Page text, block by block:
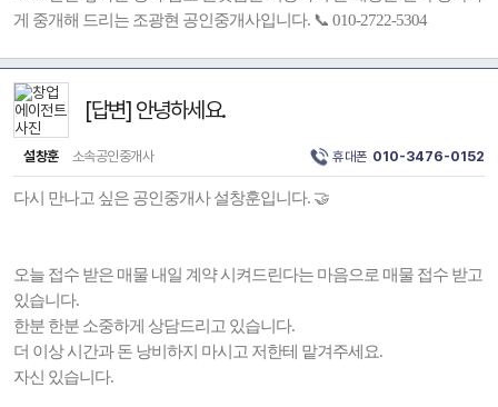
게 중개해 드리는 조광현 공인중개사입니다. 📞 010-2722-5304
[답변] 안녕하세요.
설창훈 소속공인중개사 휴대폰 010-3476-0152
다시 만나고 싶은 공인중개사 설창훈입니다. 🤝
오늘 접수 받은 매물 내일 계약 시켜드린다는 마음으로 매물 접수 받고
있습니다.
한분 한분 소중하게 상담드리고 있습니다.
더 이상 시간과 돈 낭비하지 마시고 저한테 맡겨주세요.
자신 있습니다.